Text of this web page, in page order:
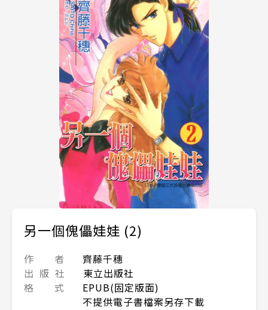
另一個傀儡娃娃 (2)
作 者
齊藤千穗
出 版 社
東立出版社
格 式
EPUB(固定版面)
不提供電子書檔案另存下載